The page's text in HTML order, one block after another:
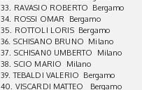
33. RAVASIO ROBERTO Bergamo
34. ROSSI OMAR Bergamo
35. ROTTOLI LORIS Bergamo
36. SCHISANO BRUNO Milano
37. SCHISAN0 UMBERTO Milano
38. SCIO MARIO Milano
39. TEBALDI VALERIO Bergamo
40. VISCARDI MATTEO Bergamo